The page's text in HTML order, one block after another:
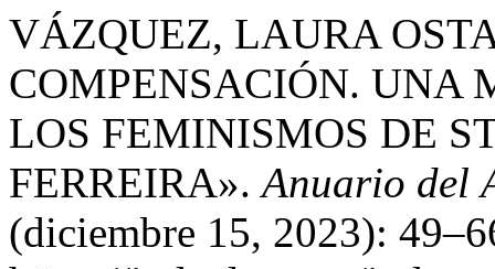
VÁZQUEZ, LAURA
COMPENSACIÓN. UNA
LOS FEMINISMOS DE
FERREIRA».Anuario del
(diciembre 15, 2023):